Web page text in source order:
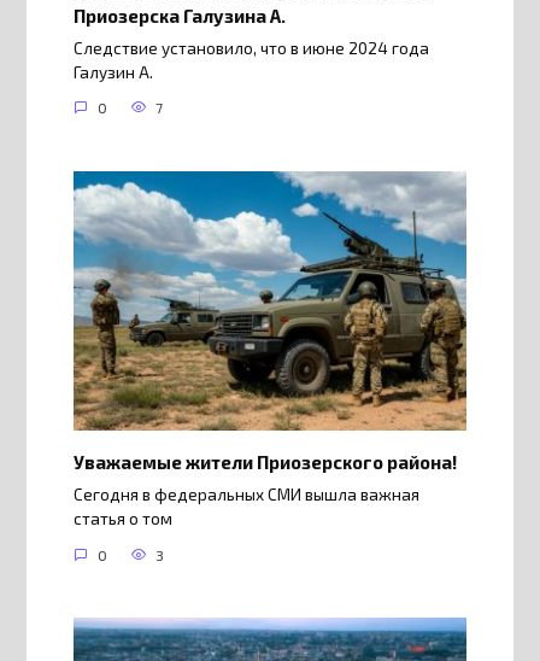
Приозерска Галузина А.
Следствие установило, что в июне 2024 года
Галузин А.
0 7
Уважаемые жители Приозерского района!
Сегодня в федеральных СМИ вышла важная
статья о том
0 3